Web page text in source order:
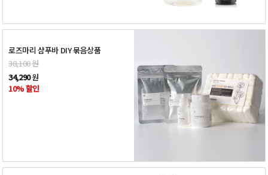
로즈마리 샴푸바 DIY 묶음상품
38,100원
34,290원
10% 할인